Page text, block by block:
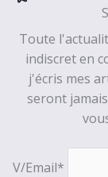
Toute
indiscret en
j'écris mes
seront
V/Email*